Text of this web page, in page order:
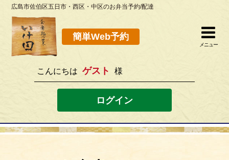
閉じる
082-923-8298
[営業時間]10：30~19：00 [定休日]水曜
広島市佐伯区五日市・西区・中区のお弁当予約/配達
簡単Web予約
メニュー
こんにちは ゲスト 様
ログイン